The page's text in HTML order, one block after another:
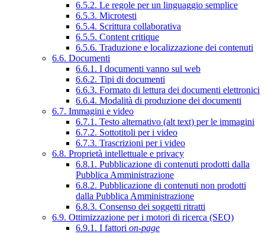
6.5.2. Le regole per un linguaggio semplice
6.5.3. Microtesti
6.5.4. Scrittura collaborativa
6.5.5. Content critique
6.5.6. Traduzione e localizzazione dei contenuti
6.6. Documenti
6.6.1. I documenti vanno sul web
6.6.2. Tipi di documenti
6.6.3. Formato di lettura dei documenti elettronici
6.6.4. Modalità di produzione dei documenti
6.7. Immagini e video
6.7.1. Testo alternativo (alt text) per le immagini
6.7.2. Sottotitoli per i video
6.7.3. Trascrizioni per i video
6.8. Proprietà intellettuale e privacy
6.8.1. Pubblicazione di contenuti prodotti dalla
Pubblica Amministrazione
6.8.2. Pubblicazione di contenuti non prodotti
dalla Pubblica Amministrazione
6.8.3. Consenso dei soggetti ritratti
6.9. Ottimizzazione per i motori di ricerca (SEO)
6.9.1. I fattori on-page